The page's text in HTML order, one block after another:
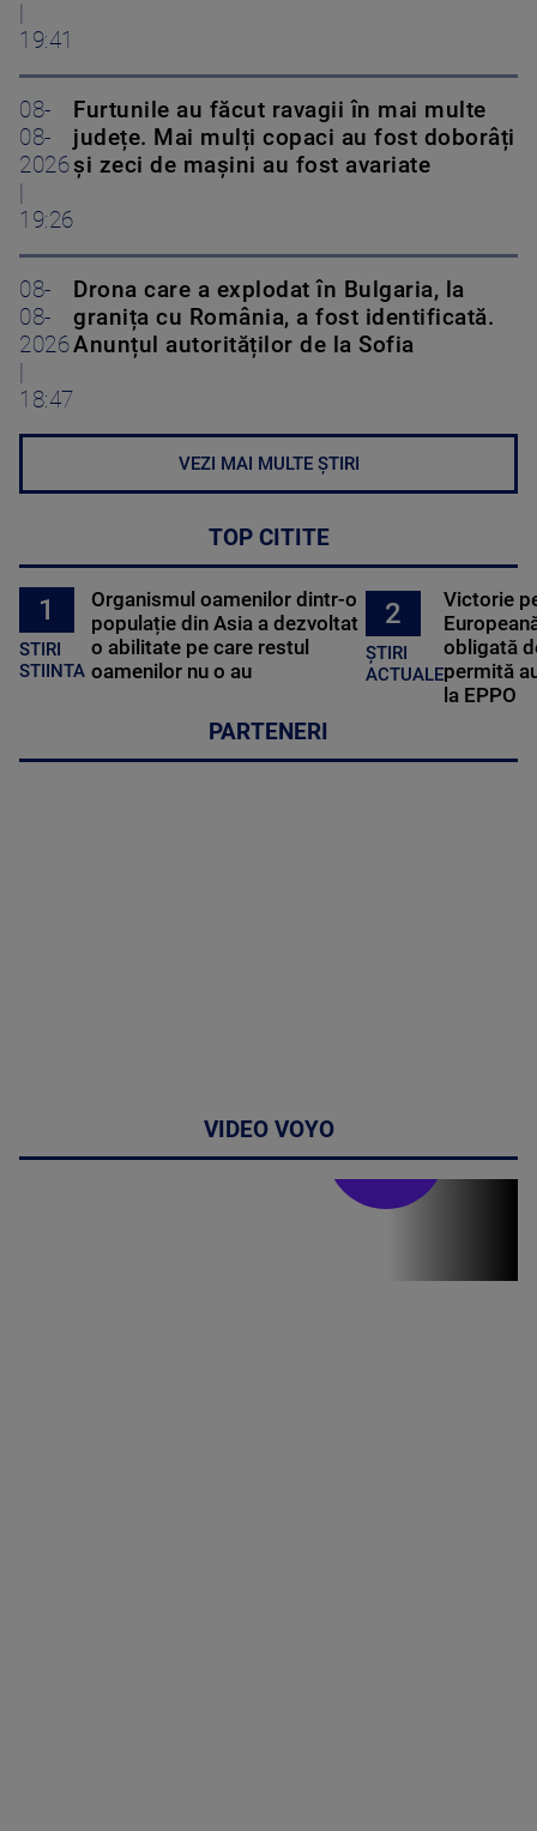
19:41
08-
08-
2026
19:26
Furtunile au făcut ravagii în mai multe
județe. Mai mulți copaci au fost doborâți
și zeci de mașini au fost avariate
08-
08-
2026
18:47
Drona care a explodat în Bulgaria, la
granița cu România, a fost identificată.
Anunțul autorităților de la Sofia
VEZI MAI MULTE ȘTIRI
TOP CITITE
1
STIRI
STIINTA
Organismul oamenilor dintr-o
populație din Asia a dezvoltat
o abilitate pe care restul
oamenilor nu o au
2
ȘTIRI
ACTUALE
Victorie
obligată
permită
la EPPO
PARTENERI
VIDEO VOYO